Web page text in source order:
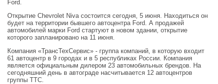
Ford.
Открытие Chevrolet Niva состоится сегодня, 5 июня. Находиться он
будет на территории бывшего автоцентра Ford. А продажей
автомобилей марки Ford стартуют в новом здании, открытие
которого запланировано на 11 июня.
Компания «ТрансТехСервис» - группа компаний, в которую входит
61 автоцентр в 9 городах и в 5 республиках России. Компания
является официальным дилером 23 автомобильных брендов. На
сегодняшний день в автограде насчитывается 12 автоцентров
группы ТТС.